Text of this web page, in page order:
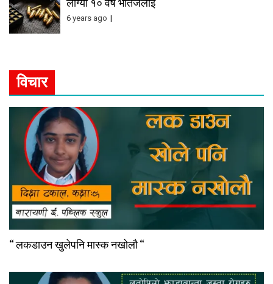
6 years ago
विचार
“ लकडाउन खुलेपनि मास्क नखोलौ “